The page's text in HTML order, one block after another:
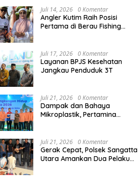
Juli 14, 2026 0 Komentar
Angler Kutim Raih Posisi
Pertama di Berau Fishing
Juli 17, 2026 0 Komentar
Layanan BPJS Kesehatan
Jangkau Penduduk 3T
Juli 21, 2026 0 Komentar
Dampak dan Bahaya
Mikroplastik, Pertamina
Juli 21, 2026 0 Komentar
Gerak Cepat, Polsek Sangatta
Utara Amankan Dua Pelaku